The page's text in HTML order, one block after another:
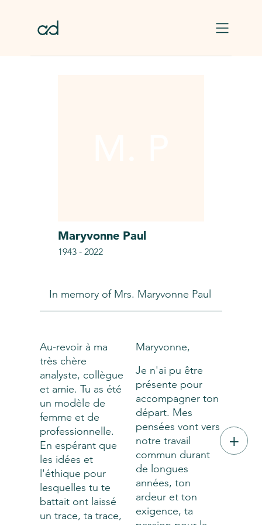
Maryvonne Paul
1943 - 2022
In memory of Mrs. Maryvonne Paul
Au-revoir à ma
très chère
analyste, collègue
et amie. Tu as été
un modèle de
femme et de
professionnelle.
En espérant que
les idées et
l'éthique pour
lesquelles tu te
battait ont laissé
un trace, ta trace,
Maryvonne,
Je n'ai pu être
présente pour
accompagner ton
départ. Mes
pensées vont vers
notre travail
commun durant
de longues
années, ton
ardeur et ton
exigence, ta
+